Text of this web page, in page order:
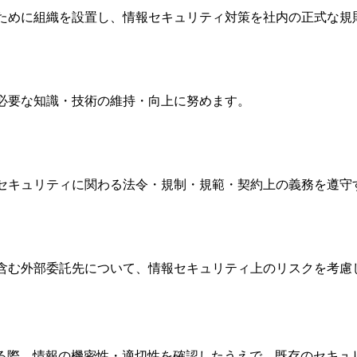
に組織を設置し、情報セキュリティ対策を社内の正式な規
な知識・技術の維持・向上に努めます。
ュリティに関わる法令・規制・規範・契約上の義務を遵
外部委託先について、情報セキュリティ上のリスクを考